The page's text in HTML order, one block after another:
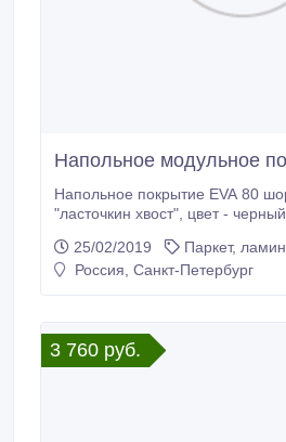
Напольное модульное
Напольное покрытие EVA 80 шор,
"ласточкин хвост", цвет - черный, 297 штук.
залов. Цена 480 руб за 1 шт..
25/02/2019
Паркет,
Россия, Санкт-Петербург
3 760 руб.